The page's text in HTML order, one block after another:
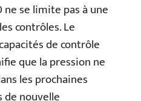
ne se limite pas à une
contrôles. Le
de contrôle
que la pression ne
les prochaines